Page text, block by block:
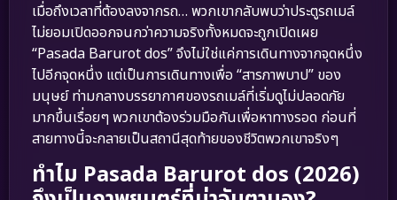
เมื่อถึงเวลาที่ต้องลงจากรถ… พวกเขากลับพบว่าประตูรถเมล์
ไม่ยอมเปิดออกจนกว่าความจริงทั้งหมดจะถูกเปิดเผย
“Pasada Barurot dos” จึงไม่ใช่แค่การเดินทางจากจุดหนึ่ง
ไปอีกจุดหนึ่ง แต่เป็นการเดินทางเพื่อ “สารภาพบาป” ของ
มนุษย์ ท่ามกลางบรรยากาศของรถเมล์ที่เริ่มดูไม่ปลอดภัย
มากขึ้นเรื่อยๆ พวกเขาต้องร่วมมือกันเพื่อหาทางรอด ก่อนที่
สายทางนี้จะกลายเป็นสถานีสุดท้ายของชีวิตพวกเขาจริงๆ
ทำไม Pasada Barurot dos (2026)